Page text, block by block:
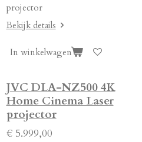
projector
Bekijk details
In winkelwagen
JVC DLA-NZ500 4K
Home Cinema Laser
projector
€ 5.999,00